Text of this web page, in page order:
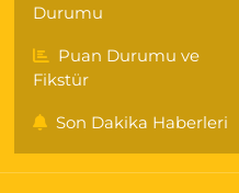
Durumu
Puan Durumu ve
Fikstür
Son Dakika Haberleri